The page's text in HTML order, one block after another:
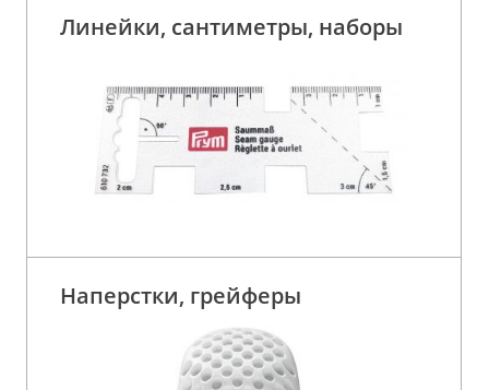
Линейки, сантиметры, наборы
Наперстки, грейферы